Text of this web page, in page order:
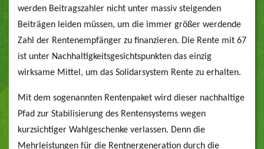
werden Beitragszahler nicht unter massiv steigenden
Beiträgen leiden müssen, um die immer größer werdende
Zahl der Rentenempfänger zu finanzieren. Die Rente mit 67
ist unter Nachhaltigkeitsgesichtspunkten das einzig
wirksame Mittel, um das Solidarsystem Rente zu erhalten.
Mit dem sogenannten Rentenpaket wird dieser nachhaltige
Pfad zur Stabilisierung des Rentensystems wegen
kurzsichtiger Wahlgeschenke verlassen. Denn die
Mehrleistungen für die Rentnergeneration durch die